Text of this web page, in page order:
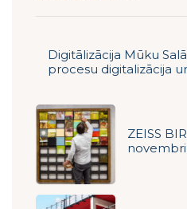
Digitālizācija Mūku
procesu digitalizācija
ZEISS